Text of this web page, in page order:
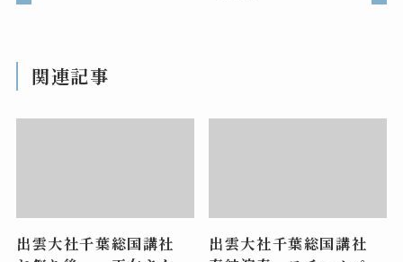
関連記事
出雲大社千葉総国講社
出雲大社千葉総国講社